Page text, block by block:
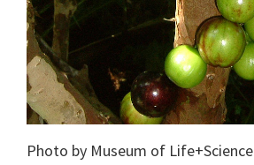
Photo by Museum of Life+Science